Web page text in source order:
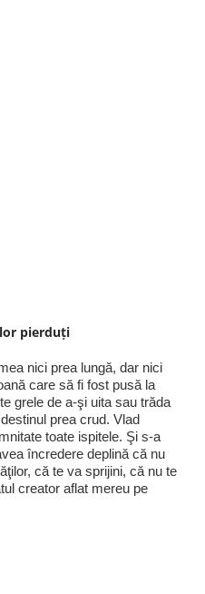
pierduți
nici prea lungă, dar nici
care să fi fost pusă la
grele de a-şi uita sau trăda
prea crud. Vlad
toate ispitele. Şi s-a
încredere deplină că nu
că te va sprijini, că nu te
creator aflat mereu pe